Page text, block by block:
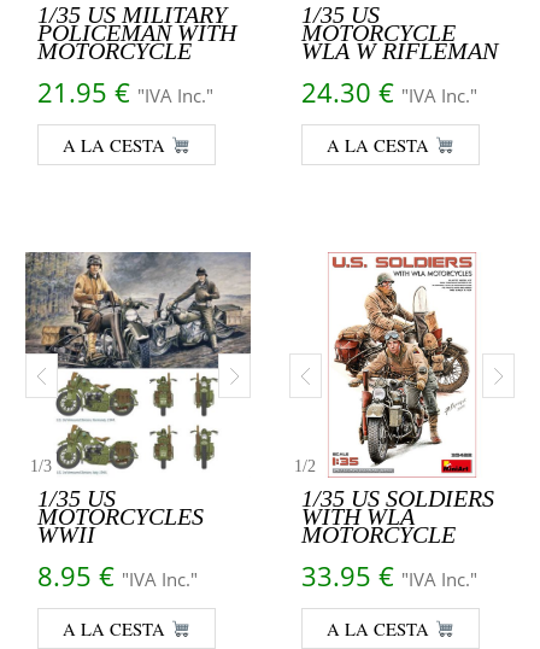
1/35 US MILITARY
POLICEMAN WITH
MOTORCYCLE
21.95 € "IVA Inc."
A LA CESTA
1/35 US
MOTORCYCLE
WLA W RIFLEMAN
24.30 € "IVA Inc."
A LA CESTA
1/3
1/35 US
MOTORCYCLES
WWII
8.95 € "IVA Inc."
A LA CESTA
1/2
1/35 US SOLDIERS
WITH WLA
MOTORCYCLE
33.95 € "IVA Inc."
A LA CESTA